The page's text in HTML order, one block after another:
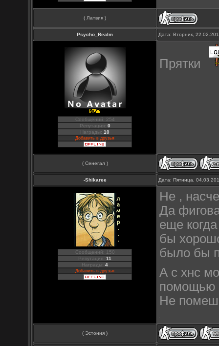
( Латвия )
Psycho_Realm Дата: Вторник,
Сообщений: 254
Репутация: 0
Награды:10
Добавить в друзья
Прятки
( Сенегал )
-Shikaree Дата: Пятница,
Сообщений: 150
Репутация:11
Награды:4
Добавить в друзья
Не ,
Да
еще
бы
было бы
А с хнс
помощью
Не
( Эстония )